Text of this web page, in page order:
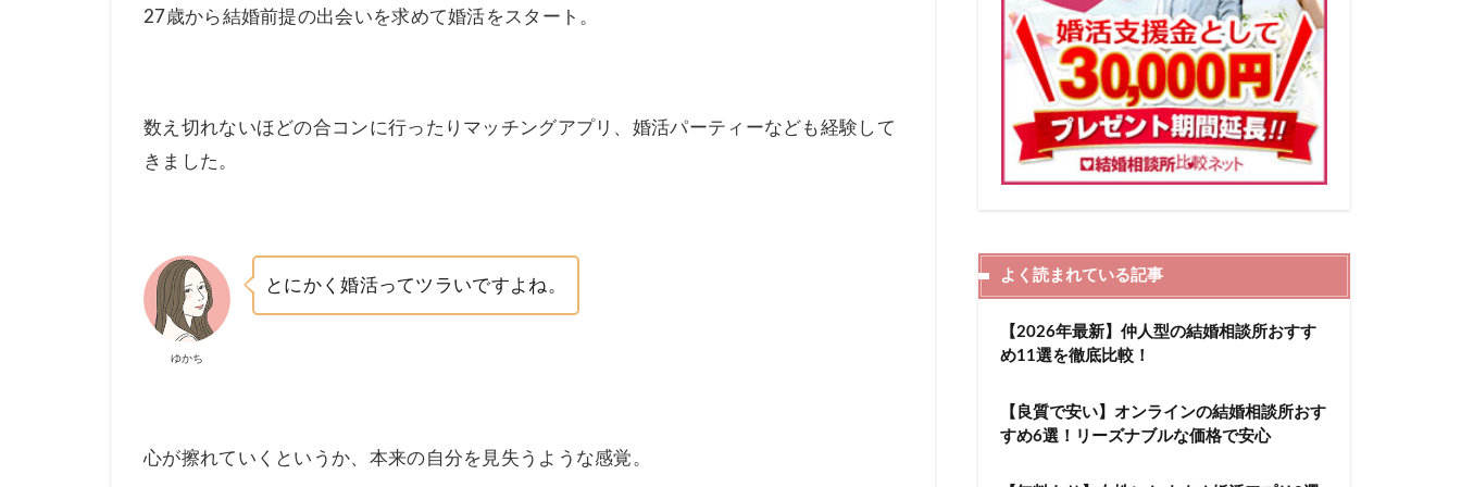
27歳から結婚前提の出会いを求めて婚活をスタート。
数え切れないほどの合コンに行ったりマッチングアプリ、婚活パーティーなども経験して
きました。
ゆかち
とにかく婚活ってツラいですよね。
心が擦れていくというか、本来の自分を見失うような感覚。
よく読まれている記事
【2026年最新】仲人型の結婚相談所おすす
め11選を徹底比較！
【良質で安い】オンラインの結婚相談所おす
すめ6選！リーズナブルな価格で安心